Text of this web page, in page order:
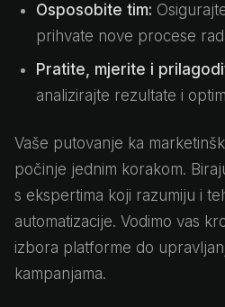
Osposobite tim:
prihvate nove procese
Pratite, mjerite i
analizirajte rezultate i
Vaše putovanje ka
počinje jednim korakom.
s ekspertima koji razumiju i
automatizacije. Vodimo vas
izbora platforme do
kampanjama.